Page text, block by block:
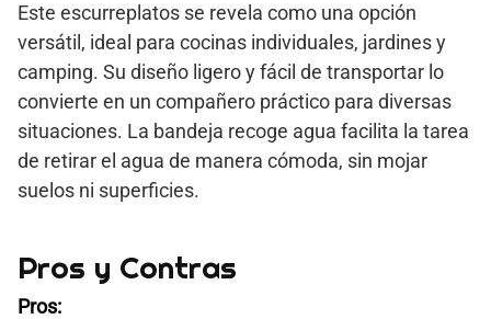
Este escurreplatos se revela como una opción
versátil, ideal para cocinas individuales, jardines y
camping. Su diseño ligero y fácil de transportar lo
convierte en un compañero práctico para diversas
situaciones. La bandeja recoge agua facilita la tarea
de retirar el agua de manera cómoda, sin mojar
suelos ni superficies.
Pros y Contras
Pros: